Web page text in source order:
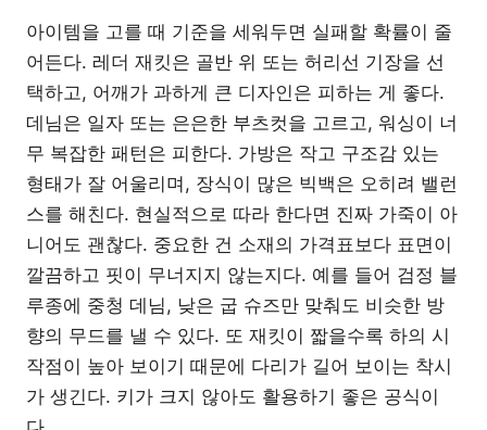
아이템을 고를 때 기준을 세워두면 실패할 확률이 줄
어든다. 레더 재킷은 골반 위 또는 허리선 기장을 선
택하고, 어깨가 과하게 큰 디자인은 피하는 게 좋다.
데님은 일자 또는 은은한 부츠컷을 고르고, 워싱이 너
무 복잡한 패턴은 피한다. 가방은 작고 구조감 있는
형태가 잘 어울리며, 장식이 많은 빅백은 오히려 밸런
스를 해친다. 현실적으로 따라 한다면 진짜 가죽이 아
니어도 괜찮다. 중요한 건 소재의 가격표보다 표면이
깔끔하고 핏이 무너지지 않는지다. 예를 들어 검정 블
루종에 중청 데님, 낮은 굽 슈즈만 맞춰도 비슷한 방
향의 무드를 낼 수 있다. 또 재킷이 짧을수록 하의 시
작점이 높아 보이기 때문에 다리가 길어 보이는 착시
가 생긴다. 키가 크지 않아도 활용하기 좋은 공식이